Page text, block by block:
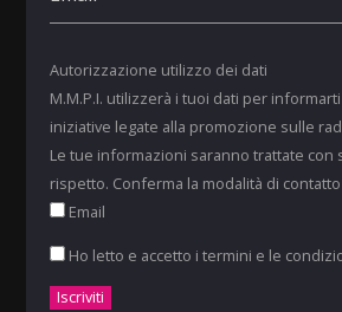
Autorizzazione utilizzo dei dati
M.M.P.I. utilizzerà i tuoi dati per
iniziative legate alla promozione sulle
Le tue informazioni saranno trattate con
rispetto. Conferma la modalità di
Email
Ho letto e accetto i termini e le